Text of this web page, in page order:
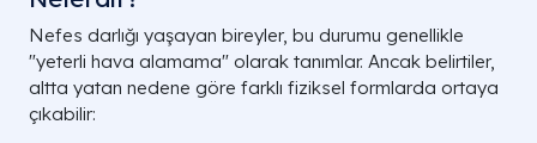
Nefes darlığı yaşayan bireyler, bu durumu genellikle
"yeterli hava alamama" olarak tanımlar. Ancak belirtiler,
altta yatan nedene göre farklı fiziksel formlarda ortaya
çıkabilir: